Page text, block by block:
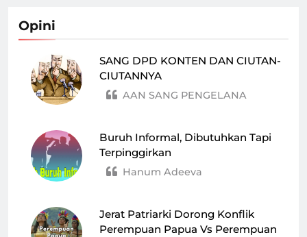
Opini
SANG DPD KONTEN DAN CIUTAN-
CIUTANNYA
AAN SANG PENGELANA
Buruh Informal, Dibutuhkan Tapi
Terpinggirkan
Hanum Adeeva
Jerat Patriarki Dorong Konflik
Perempuan Papua Vs Perempuan